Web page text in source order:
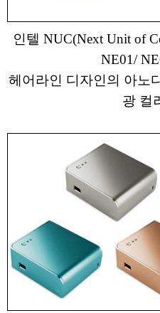
인텔 NUC(Next Unit of
NE01/
헤어라인 디자인의 아노
광 컬